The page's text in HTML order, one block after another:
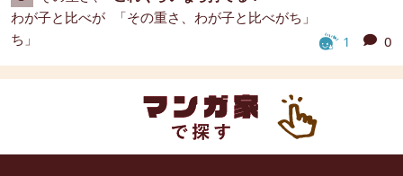
「その重さ、わが子と比べがち」
1
0